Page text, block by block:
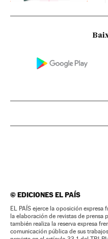
©EDICIONES EL PAÍS
EL PAÍS ejerce la oposición expresa
la elaboración de revistas de prensa
también realiza la reserva expresa
comunicación pública de sus